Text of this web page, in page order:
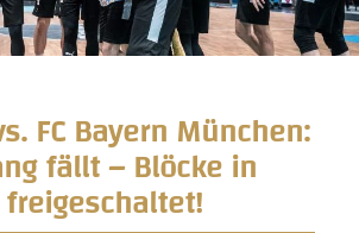
FC Bayern München:
fällt – Blöcke in